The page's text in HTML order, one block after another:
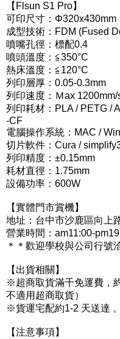
【Flsun S1 Pro】
可印尺寸：Φ320x430mm
成型技術：FDM (Fused
噴嘴孔徑：標配0.4
噴頭溫度：≦350°C
熱床溫度：≦120°C
列印層厚：0.05-0.3mm
列印速度：Ｍax 1200mm/
列印耗材：PLA / PETG /
-CF
電腦操作系統：MAC /
切片軟件：Cura /
列印精度：±0.15mm
耗材直徑：1.75mm
設備功率：600W
【實體門市賞機】
地址：台中市沙鹿區向上
營業時間：am11:00-
＊＊歡迎學校與公司行號
【出貨相關】
※超商取貨滿千免運費，
不適用超商取貨）
※貨運宅配約1-2 天送達
【注意事項】